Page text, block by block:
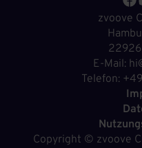
zvoove
E-Mail:
Telefon:
Copyright © zvoove